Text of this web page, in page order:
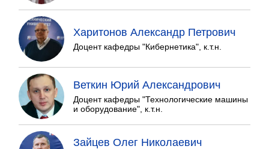
Харитонов Александр Петрович
Доцент кафедры "Кибернетика", к.т.н.
Веткин Юрий Александрович
Доцент кафедры "Технологические машины
и оборудование", к.т.н.
Зайцев Олег Николаевич